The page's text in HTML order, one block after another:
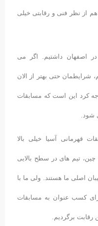
هم از نظر فنی و رقابتی خیلی
اصفهان داشتیم. اگر می
شرایطمان حتی بهتر از الان
کرد این است که مسابقات
شود.
قهرمانی آسیا خیلی بالا
تیم های در سطح بالایی
اصلی ما هستند. ولی ما با
کسب عنوان به مسابقات
رقابت برگردیم.